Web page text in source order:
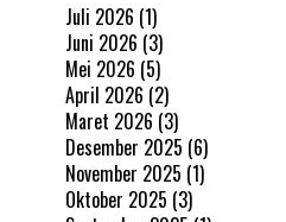
Juli 2026 (1)
Juni 2026 (3)
Mei 2026 (5)
April 2026 (2)
Maret 2026 (3)
Desember 2025 (6)
November 2025 (1)
Oktober 2025 (3)